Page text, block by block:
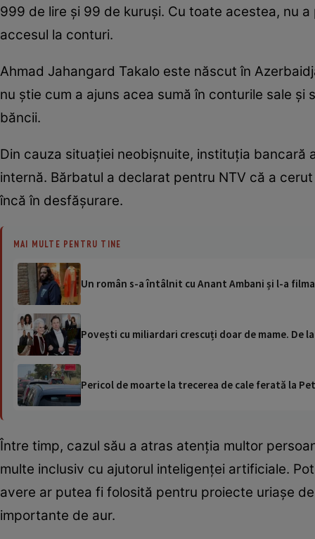
999 de lire și 99 de kuruși. Cu toate acestea, nu
accesul la conturi.
Ahmad Jahangard Takalo este născut în
nu știe cum a ajuns acea sumă în conturile sale
băncii.
Din cauza situației neobișnuite, instituția
internă. Bărbatul a declarat pentru NTV că a
încă în desfășurare.
MAI MULTE PENTRU TINE
Un român s-a întâlnit cu Anant Ambani și l-a
Povești cu miliardari crescuți doar de mame.
Pericol de moarte la trecerea de cale ferată la
Între timp, cazul său a atras atenția multor
multe inclusiv cu ajutorul inteligenței artificiale.
avere ar putea fi folosită pentru proiecte uriașe
importante de aur.